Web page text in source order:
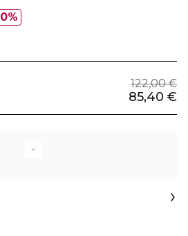
122,00 €
85,40 €